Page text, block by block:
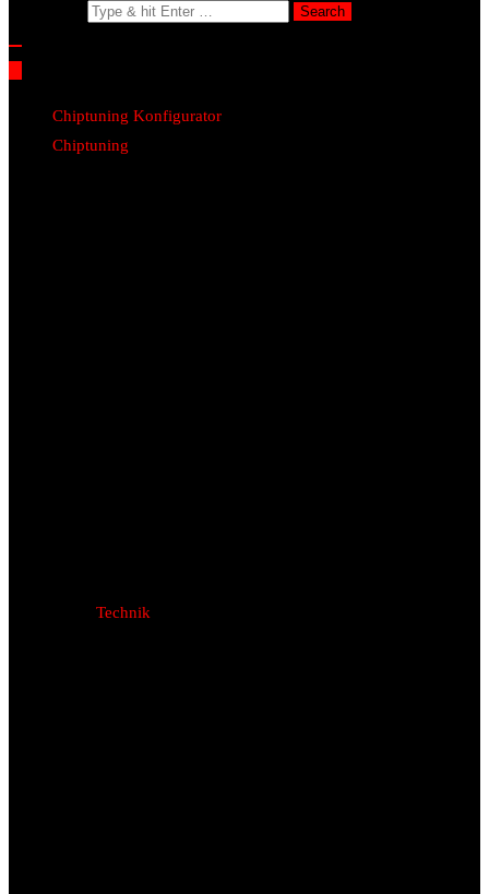
Chiptuning Konfigurator
Chiptuning
Technik